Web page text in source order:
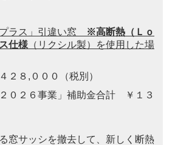
プラス」引違い窓
※高断熱（Ｌｏ
仕様 （リクシル製）を使用した場
２８,０００（税別）
２０２６事業」補助金合計 ￥１３
る窓サッシを撤去して、新しく断熱